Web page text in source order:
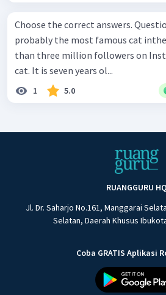
Choose the correct answers. Questions 16-20 Nala Cat is
probably the most famous cat
than three million followers on
cat. It is seven years ol...
1 5.0
RUANGGURU HQ
Jl. Dr. Saharjo No.161, Manggarai
Selatan, Daerah Khusus
Coba GRATIS Aplikasi